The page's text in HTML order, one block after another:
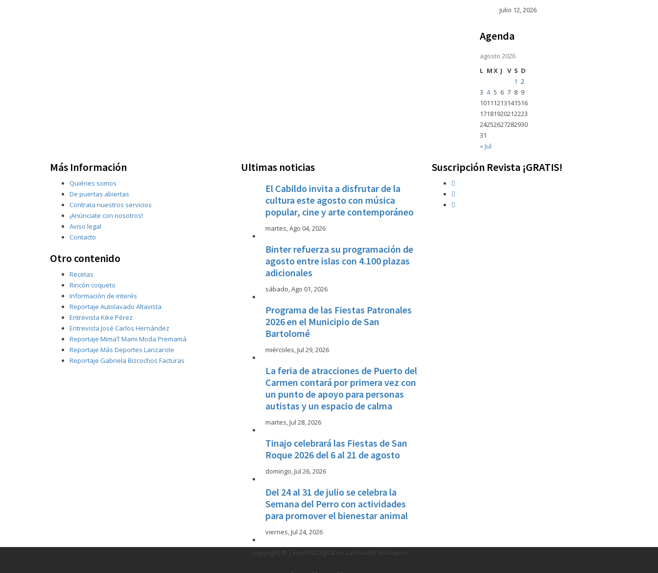
julio 12, 2026
Agenda
agosto 2026
L MX J V S D
1 2
3 4 5 6 7 8 9
10111213141516
17181920212223
24252627282930
31
« Jul
Más Información
Quiénes somos
De puertas abiertas
Contrata nuestros servicios
¡Anúnciate con nosotros!
Aviso legal
Contacto
Otro contenido
Recetas
Rincón coqueto
Información de interés
Reportaje Autolavado Altavista
Entrevista Kike Pérez
Entrevista José Carlos Hernández
Reportaje MimaT Mami Moda Premamá
Reportaje Más Deportes Lanzarote
Reportaje Gabriela Bizcochos Facturas
Ultimas noticias
El Cabildo invita a disfrutar de la
cultura este agosto con música
popular, cine y arte contemporáneo
martes, Ago 04, 2026
Binter refuerza su programación de
agosto entre islas con 4.100 plazas
adicionales
sábado, Ago 01, 2026
Programa de las Fiestas Patronales
2026 en el Municipio de San
Bartolomé
miércoles, Jul 29, 2026
La feria de atracciones de Puerto del
Carmen contará por primera vez con
un punto de apoyo para personas
autistas y un espacio de calma
martes, Jul 28, 2026
Tinajo celebrará las Fiestas de San
Roque 2026 del 6 al 21 de agosto
domingo, Jul 26, 2026
Del 24 al 31 de julio se celebra la
Semana del Perro con actividades
para promover el bienestar animal
viernes, Jul 24, 2026
Suscripción Revista ¡GRATIS!
Copyright © | Revista Digital en Lanzarote Alsolajero